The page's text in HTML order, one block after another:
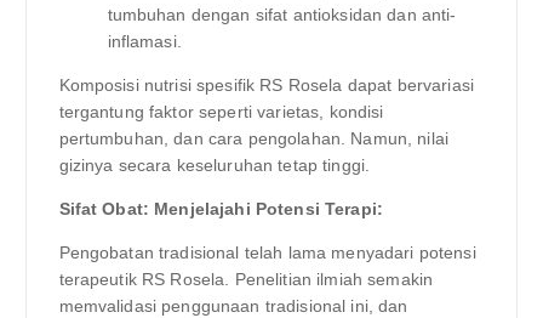
tumbuhan dengan sifat antioksidan dan anti-
inflamasi.
Komposisi nutrisi spesifik RS Rosela dapat bervariasi
tergantung faktor seperti varietas, kondisi
pertumbuhan, dan cara pengolahan. Namun, nilai
gizinya secara keseluruhan tetap tinggi.
Sifat Obat: Menjelajahi Potensi Terapi:
Pengobatan tradisional telah lama menyadari potensi
terapeutik RS Rosela. Penelitian ilmiah semakin
memvalidasi penggunaan tradisional ini, dan